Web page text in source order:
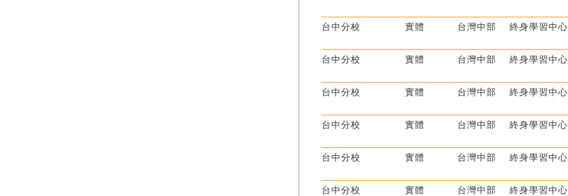
台中分校
實體 台灣中部 終身學習中心
台中分校
實體 台灣中部 終身學習中心
台中分校
實體 台灣中部 終身學習中心
台中分校
實體 台灣中部 終身學習中心
台中分校
實體 台灣中部 終身學習中心
台中分校
實體 台灣中部 終身學習中心